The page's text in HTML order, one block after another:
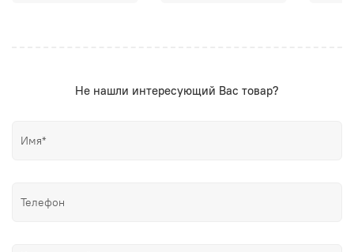
Не нашли интересующий Вас товар?